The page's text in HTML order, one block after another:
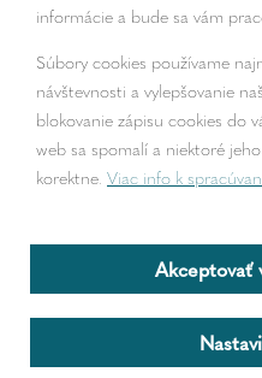
informácie a bude sa vám
Súbory cookies používame
návštevnosti a vylepšovanie
blokovanie zápisu cookies do
web sa spomalí a niektoré
korektne. Viac info k